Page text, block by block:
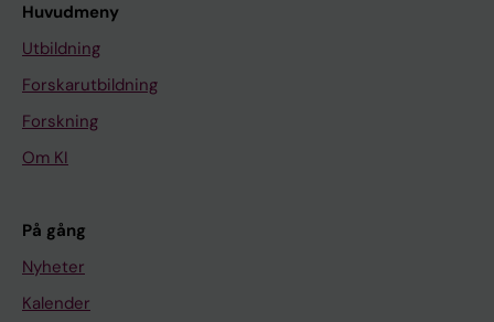
Huvudmeny
Utbildning
Forskarutbildning
Forskning
Om KI
På gång
Nyheter
Kalender